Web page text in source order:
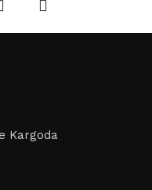
Kargoda